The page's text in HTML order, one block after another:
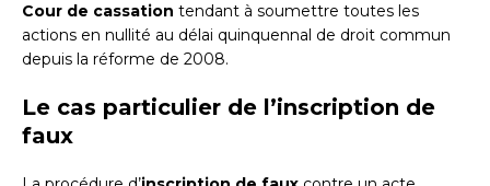
Cour de cassation tendant à soumettre toutes les
actions en nullité au délai quinquennal de droit commun
depuis la réforme de 2008.
Le cas particulier de l’inscription de
faux